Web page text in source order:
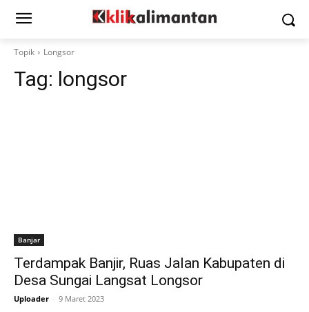
Topik Longsor
Tag: longsor
Banjar
Terdampak Banjir, Ruas Jalan Kabupaten di
Desa Sungai Langsat Longsor
Uploader - 9 Maret 2023